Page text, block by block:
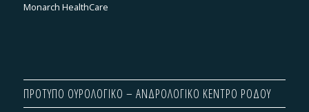
Monarch HealthCare
ΠΡΟΤΥΠΟ ΟΥΡΟΛΟΓΙΚΟ – ΑΝΔΡΟΛΟΓΙΚΟ ΚΕΝΤΡΟ ΡΟΔΟΥ